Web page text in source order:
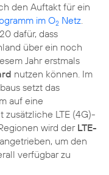
den Auftakt für ein
im O2 Netz.
dafür, dass
über ein noch
Jahr erstmals
nutzen können. Im
setzt das
auf eine
LTE (4G)-
wird der LTE-
um den
verfügbar zu